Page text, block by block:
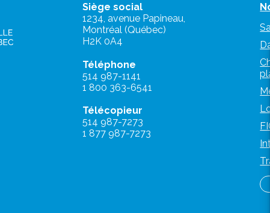
Siège social
1234, avenue Papineau,
Montréal (Québec)
H2K 0A4
Téléphone
514 987-1141
1 800 363-6541
Télécopieur
514 987-7273
1 877 987-7273